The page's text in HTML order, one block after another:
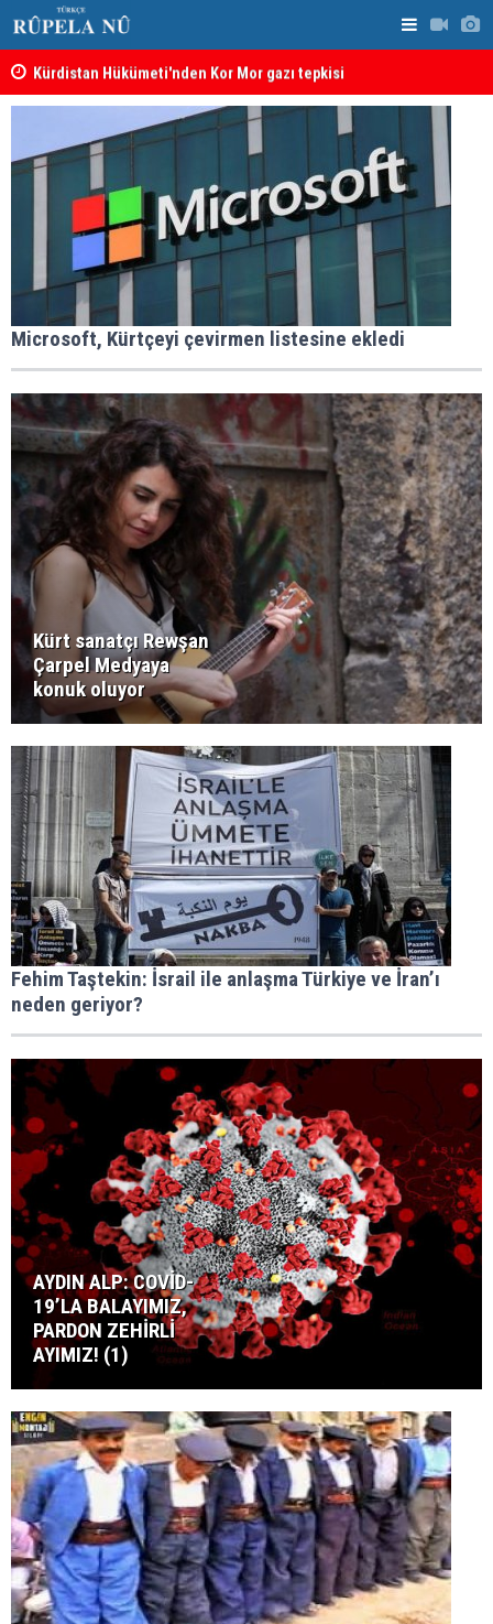
Kürdistan Hükümeti'nden Kor Mor gazı tepkisi
Microsoft, Kürtçeyi çevirmen listesine ekledi
Kürt sanatçı Rewşan
Çarpel Medyaya
konuk oluyor
Fehim Taştekin: İsrail ile anlaşma Türkiye ve İran’ı
neden geriyor?
AYDIN ALP: COVİD-
19’LA BALAYIMIZ,
PARDON ZEHİRLİ
AYIMIZ! (1)